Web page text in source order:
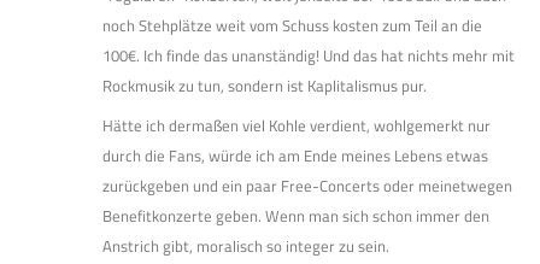
noch Stehplätze weit vom Schuss kosten zum Teil an die
100€. Ich finde das unanständig! Und das hat nichts mehr mit
Rockmusik zu tun, sondern ist Kaplitalismus pur.
Hätte ich dermaßen viel Kohle verdient, wohlgemerkt nur
durch die Fans, würde ich am Ende meines Lebens etwas
zurückgeben und ein paar Free-Concerts oder meinetwegen
Benefitkonzerte geben. Wenn man sich schon immer den
Anstrich gibt, moralisch so integer zu sein.